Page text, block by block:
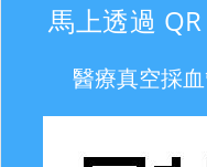
馬上透過
醫療真空採